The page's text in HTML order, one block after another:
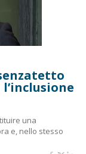
una
e, nello stesso